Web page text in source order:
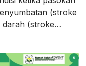
(stroke
darah (stroke